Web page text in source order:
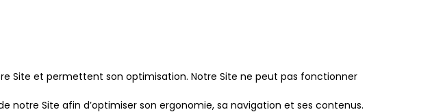
et permettent son optimisation. Notre Site ne peut pas fonctionner
Site afin d’optimiser son ergonomie, sa navigation et ses contenus.